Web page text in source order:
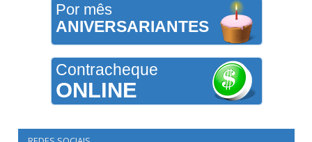
Por mês
ANIVERSARIANTES
Contracheque
ONLINE